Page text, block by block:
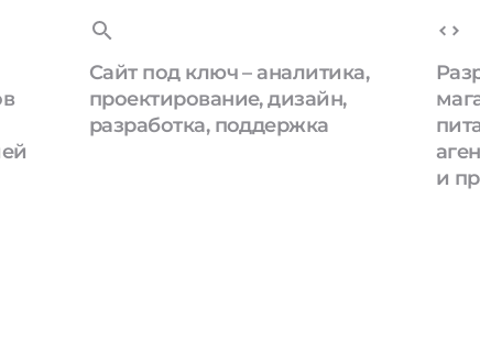
Сайт под ключ – аналитика,
проектирование, дизайн,
разработка, поддержка
и